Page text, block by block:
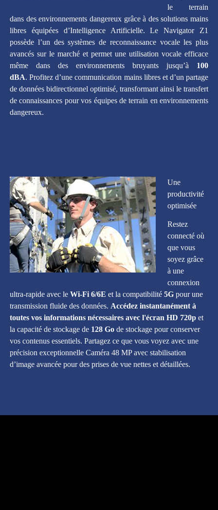
le terrain
dans des environnements dangereux grâce à des solutions mains
libres équipées d’Intelligence Artificielle. Le Navigator Z1
possède l’un des systèmes de reconnaissance vocale les plus
avancés sur le marché et permet une utilisation vocale efficace
même dans des environnements bruyants jusqu’à 100
dBA. Profitez d’une communication mains libres et d’un partage
de données bidirectionnel optimisé, transformant ainsi le transfert
de connaissances pour vos équipes de terrain en environnements
dangereux.
Une
productivité
optimisée
Restez
connecté où
que vous
soyez grâce
à une
connexion
ultra-rapide avec le Wi-Fi 6/6E et la compatibilité 5G pour une
transmission fluide des données. Accédez instantanément à
toutes vos informations nécessaires avec l'écran HD 720p et
la capacité de stockage de 128 Go de stockage pour conserver
vos contenus essentiels. Partagez ce que vous voyez avec une
précision exceptionnelle Caméra 48 MP avec stabilisation
d’image avancée pour des prises de vue nettes et détaillées.